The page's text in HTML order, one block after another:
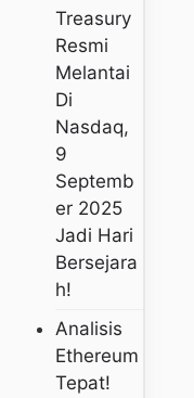
Treasury
Resmi
Melantai
Di
Nasdaq,
9
Septemb
Er 2025
Jadi Hari
Bersejara
H!
Analisis
Ethereum
Tepat!